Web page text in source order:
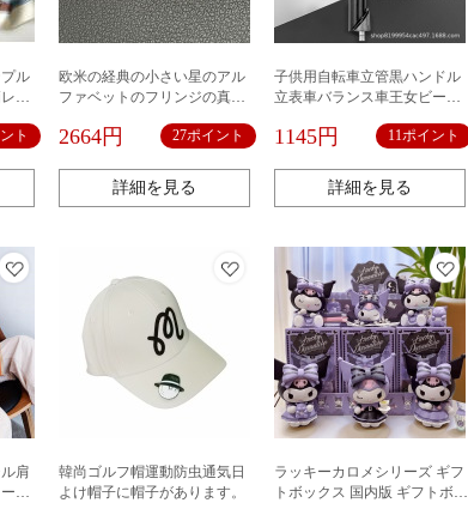
ル
デ
ト
欧米の経典の小さい星のアル
ファベットのフリンジの真珠
版
2664円 27ポイント
詳細を見る
子供用自転車立管黒ハンドル
立表車バランス車王女ビーム
1145円 11ポイント
詳細を見る
肩
ス
韓尚ゴルフ帽運動防虫通気日
よけ帽子に帽子があります。
ラッキーカロメシリーズ ギフ
トボックス 国内版 ギフトボッ